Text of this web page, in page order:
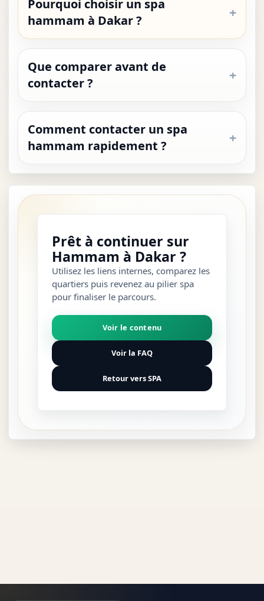
Pourquoi choisir un spa
hammam à Dakar ?
Que comparer avant de
contacter ?
Comment contacter un spa
hammam rapidement ?
Prêt à continuer sur
Hammam à Dakar ?
Utilisez les liens internes, comparez les
quartiers puis revenez au pilier spa
pour finaliser le parcours.
Voir le contenu
Voir la FAQ
Retour vers SPA